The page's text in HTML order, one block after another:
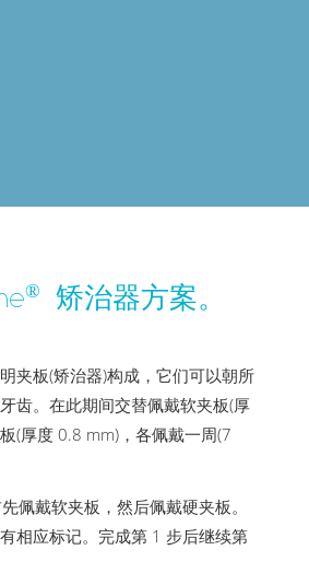
® 矫治器方案。
夹板(矫治器)构成，它们可以朝所
齿。在此期间交替佩戴软夹板(厚
(厚度 0.8 mm)，各佩戴一周(7
佩戴软夹板，然后佩戴硬夹板。
相应标记。完成第 1 步后继续第